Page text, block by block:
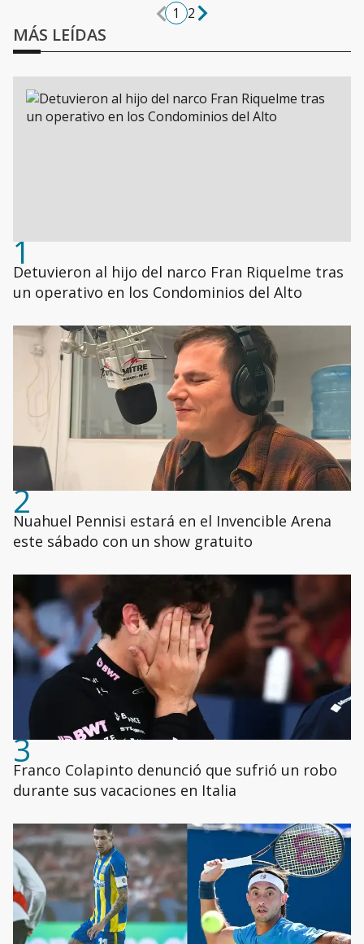
1 2
MÁS LEÍDAS
1
Detuvieron al hijo del narco Fran Riquelme tras
un operativo en los Condominios del Alto
2
Nuahuel Pennisi estará en el Invencible Arena
este sábado con un show gratuito
3
Franco Colapinto denunció que sufrió un robo
durante sus vacaciones en Italia